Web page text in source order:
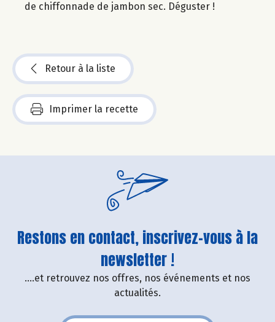
de chiffonnade de jambon sec. Déguster !
Retour à la liste
Imprimer la recette
Restons en contact, inscrivez-vous à la
newsletter !
....et retrouvez nos offres, nos événements et nos
actualités.